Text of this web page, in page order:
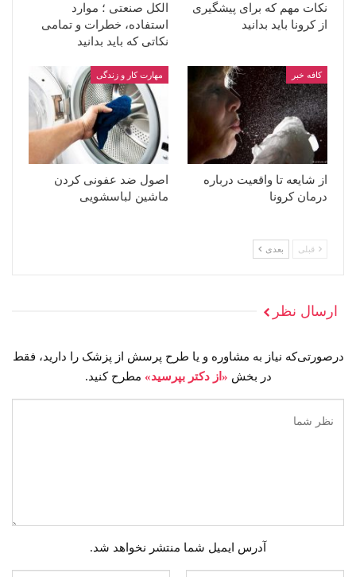
نکات مهم که برای پیشگیری
از کرونا باید بدانید
الکل صنعتی ؛ موارد
استفاده، خطرات و تمامی
نکاتی که باید بدانید
کافه خبر
از شایعه تا واقعیت درباره
درمان کرونا
مهارت کار و زندگی
اصول ضد عفونی کردن
ماشین لباسشویی
قبلی بعدی
ارسال نظر
درصورتی‌که نیاز به مشاوره و یا طرح پرسش از پزشک را دارید، فقط
در بخش «از دکتر بپرسید» مطرح کنید.
آدرس ایمیل شما منتشر نخواهد شد.